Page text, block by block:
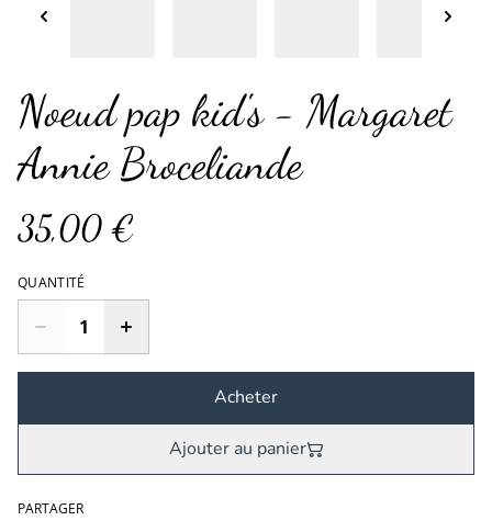
Noeud pap kid's - Margaret
Annie Broceliande
35,00 €
QUANTITÉ
Acheter
Ajouter au panier
PARTAGER